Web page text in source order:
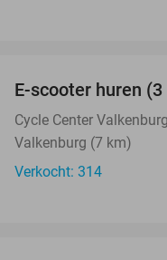
E-scooter huren
Cycle Center Valkenburg
Valkenburg (7 km)
Verkocht: 314